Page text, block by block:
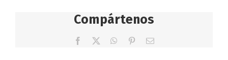
Compártenos
Facebook WhatsApp
PinterestCorreo